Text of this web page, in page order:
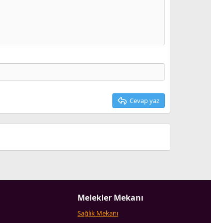
Cevap yaz
Melekler Mekanı
Sağlık Mekanı